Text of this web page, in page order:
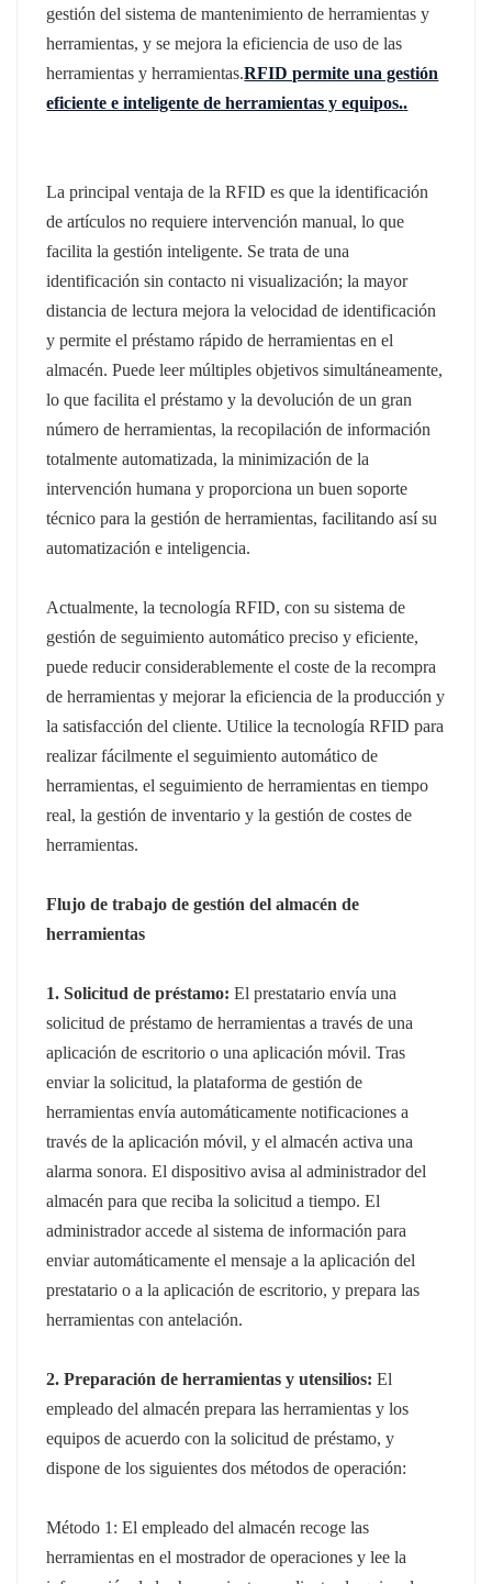
Tiếng Việt
Indonesia
magyar
gestión del sistema de mantenimiento de herramientas y
herramientas, y se mejora la eficiencia de uso de las
herramientas y herramientas.RFID permite una gestión
eficiente e inteligente de herramientas y equipos..
La principal ventaja de la RFID es que la identificación
de artículos no requiere intervención manual, lo que
facilita la gestión inteligente. Se trata de una
identificación sin contacto ni visualización; la mayor
distancia de lectura mejora la velocidad de identificación
y permite el préstamo rápido de herramientas en el
almacén. Puede leer múltiples objetivos simultáneamente,
lo que facilita el préstamo y la devolución de un gran
número de herramientas, la recopilación de información
totalmente automatizada, la minimización de la
intervención humana y proporciona un buen soporte
técnico para la gestión de herramientas, facilitando así su
automatización e inteligencia.
Actualmente, la tecnología RFID, con su sistema de
gestión de seguimiento automático preciso y eficiente,
puede reducir considerablemente el coste de la recompra
de herramientas y mejorar la eficiencia de la producción y
la satisfacción del cliente. Utilice la tecnología RFID para
realizar fácilmente el seguimiento automático de
herramientas, el seguimiento de herramientas en tiempo
real, la gestión de inventario y la gestión de costes de
herramientas.
Flujo de trabajo de gestión del almacén de
herramientas
1. Solicitud de préstamo: El prestatario envía una
solicitud de préstamo de herramientas a través de una
aplicación de escritorio o una aplicación móvil. Tras
enviar la solicitud, la plataforma de gestión de
herramientas envía automáticamente notificaciones a
través de la aplicación móvil, y el almacén activa una
alarma sonora. El dispositivo avisa al administrador del
almacén para que reciba la solicitud a tiempo. El
administrador accede al sistema de información para
enviar automáticamente el mensaje a la aplicación del
prestatario o a la aplicación de escritorio, y prepara las
herramientas con antelación.
2. Preparación de herramientas y utensilios: El
empleado del almacén prepara las herramientas y los
equipos de acuerdo con la solicitud de préstamo, y
dispone de los siguientes dos métodos de operación:
Método 1: El empleado del almacén recoge las
herramientas en el mostrador de operaciones y lee la